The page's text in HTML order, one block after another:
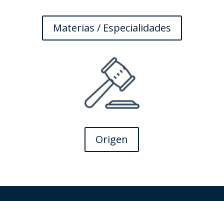
Materias / Especialidades
Origen